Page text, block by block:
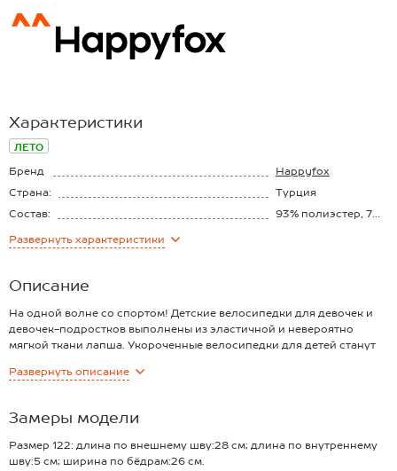
Характеристики
ЛЕТО
Бренд
Happyfox
Страна:
Турция
Состав:
93% полиэстер, 7%
Материал:
Развернуть характеристики
Описание
На одной волне со спортом! Детские велосипедки для девочек и
девочек-подростков выполнены из эластичной и невероятно
мягкой ткани лапша. Укороченные велосипедки для детей станут
летних прогулок. Высокая посадка, мягкая резинка, плоские швы,
ткань отлично тянется и идеально подходит для лета.
Широкая эластичная резинка нежно прилегает и не сдавливает
живот. Благодаря облегающему крою лиловые велосипедки в
Развернуть описание
Замеры модели
Размер 122: длина по внешнему шву:28 см; длина по внутреннему
шву:5 см; ширина по бёдрам:26 см.